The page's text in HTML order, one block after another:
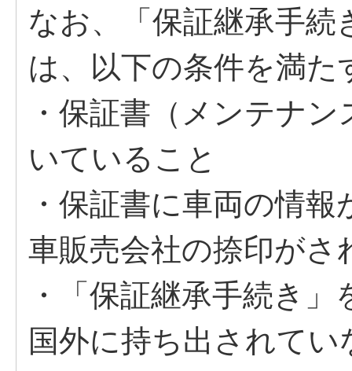
なお、「保証継承手
は、以下の条件を満
・保証書（メンテナ
いていること
・保証書に車両の情
車販売会社の捺印がさ
・「保証継承手続き
国外に持ち出されてい